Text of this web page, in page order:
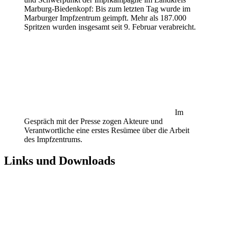
Marburg-Biedenkopf: Bis zum letzten Tag wurde im
Marburger Impfzentrum geimpft. Mehr als 187.000
Spritzen wurden insgesamt seit 9. Februar verabreicht.
Im
Gespräch mit der Presse zogen Akteure und
Verantwortliche eine erstes Resümee über die Arbeit
des Impfzentrums.
Links und Downloads